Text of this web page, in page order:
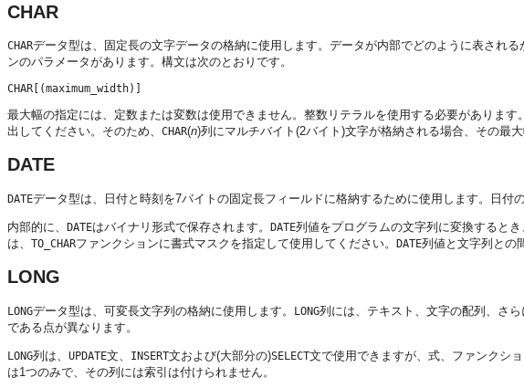
CHAR
CHARデータ型は、固定長の文字データの格納に使用します。データが内部でどのように表され
ンのパラメータがあります。構文は次のとおりです。
最大幅の指定には、定数または変数は使用できません。整数リテラルを使用する必要があります
出してください。そのため、 CHAR(n)列にマルチバイト(2バイト)文字が格納される場合、その最
DATE
DATEデータ型は、日付と時刻を7バイトの固定長フィールドに格納するために使用します。日付
内部的に、 DATEはバイナリ形式で保存されます。 DATE列値をプログラムの文字列に変換すると
は、 TO_CHARファンクションに書式マスクを指定して使用してください。 DATE列値と文字列との
LONG
LONGデータ型は、可変長文字列の格納に使用します。 LONG列には、テキスト、文字の配列、さら
である点が異なります。
LONG列は、 UPDATE文、 INSERT文および(大部分の)SELECT文で使用できますが、 式、ファンクシ
は1つのみで、その列には索引は付けられません。